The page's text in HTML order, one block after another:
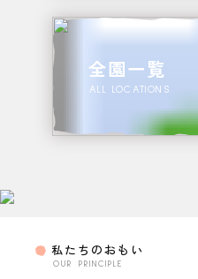
全園一覧
ALL LOCATIONS
私たちのおもい
OUR PRINCIPLE